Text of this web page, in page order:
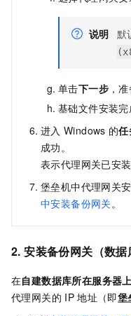
说明 默
单击下一步 ，
基础文件安装
进入 Windows 的
成功。
表示代理网关已安装
堡垒机中代理网关
中安装备份网关。
2. 安装备份网关（数据
在自建数据库所在服务器上
代理网关的 IP 地址（即堡